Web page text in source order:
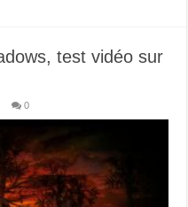
test vidéo sur
0